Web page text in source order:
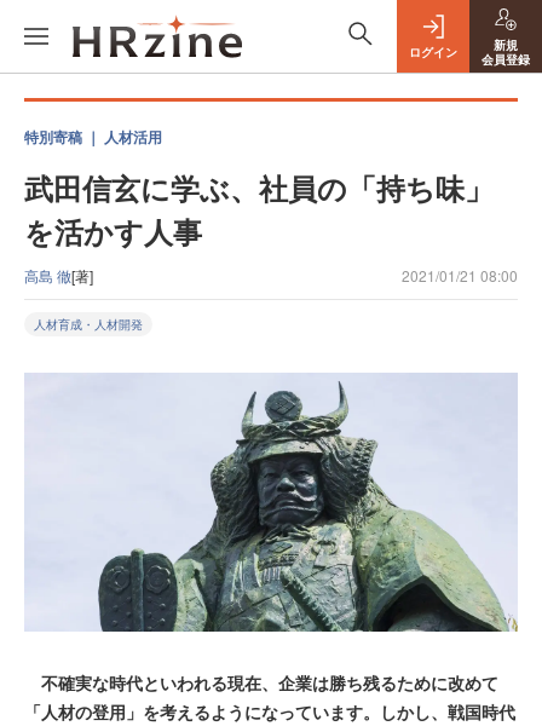
ログイン
新規
会員登録
特別寄稿 ｜ 人材活用
武田信玄に学ぶ、社員の「持ち味」
を活かす人事
高島 徹[著] 2021/01/21 08:00
人材育成・人材開発
不確実な時代といわれる現在、企業は勝ち残るために改めて
「人材の登用」を考えるようになっています。しかし、戦国時代